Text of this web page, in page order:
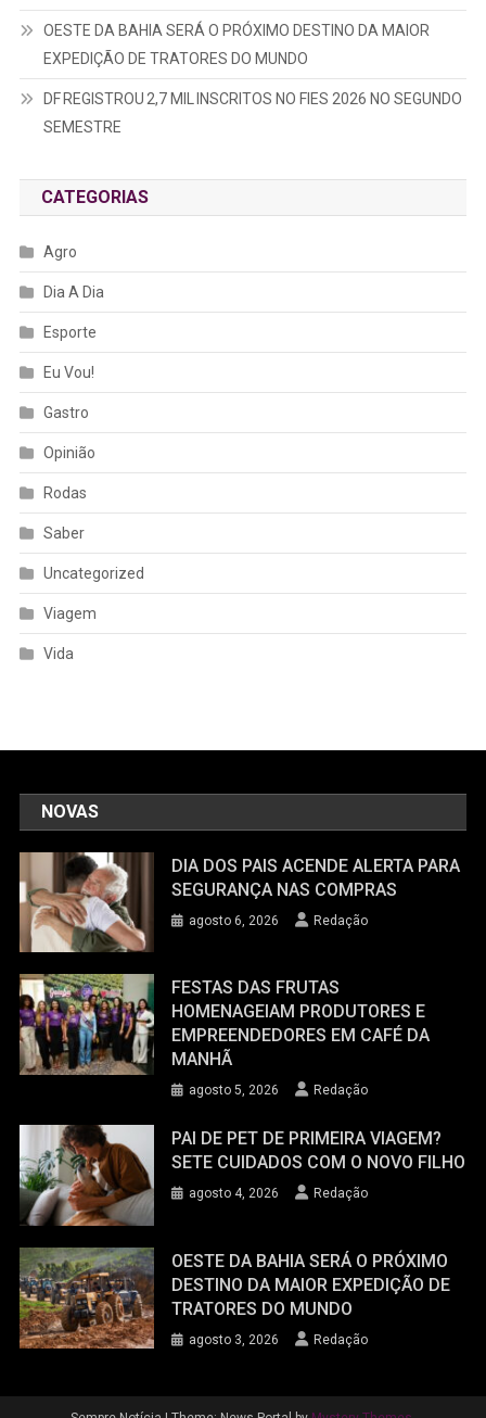
OESTE DA BAHIA SERÁ O PRÓXIMO DESTINO DA MAIOR
EXPEDIÇÃO DE TRATORES DO MUNDO
DF REGISTROU 2,7 MIL INSCRITOS NO FIES 2026 NO SEGUNDO
SEMESTRE
CATEGORIAS
Agro
Dia A Dia
Esporte
Eu Vou!
Gastro
Opinião
Rodas
Saber
Uncategorized
Viagem
Vida
NOVAS
DIA DOS PAIS ACENDE ALERTA PARA
SEGURANÇA NAS COMPRAS
agosto 6, 2026 Redação
FESTAS DAS FRUTAS
HOMENAGEIAM PRODUTORES E
EMPREENDEDORES EM CAFÉ DA
MANHÃ
agosto 5, 2026 Redação
PAI DE PET DE PRIMEIRA VIAGEM?
SETE CUIDADOS COM O NOVO FILHO
agosto 4, 2026 Redação
OESTE DA BAHIA SERÁ O PRÓXIMO
DESTINO DA MAIOR EXPEDIÇÃO DE
TRATORES DO MUNDO
agosto 3, 2026 Redação